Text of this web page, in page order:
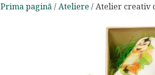
Prima pagină/Ateliere / Atelier creativ